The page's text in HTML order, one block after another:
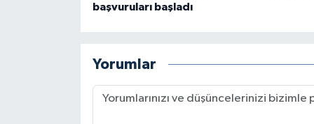
başvuruları başladı
Yorumlar
Gümüşhane Müftülüğü
Hatay Müftülüğü